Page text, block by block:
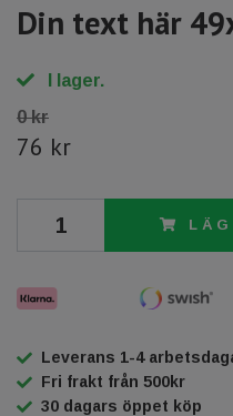
Din text här
I lager.
0 kr
76 kr
Leverans 1-4
Fri frakt från 500kr
30 dagars öppet köp